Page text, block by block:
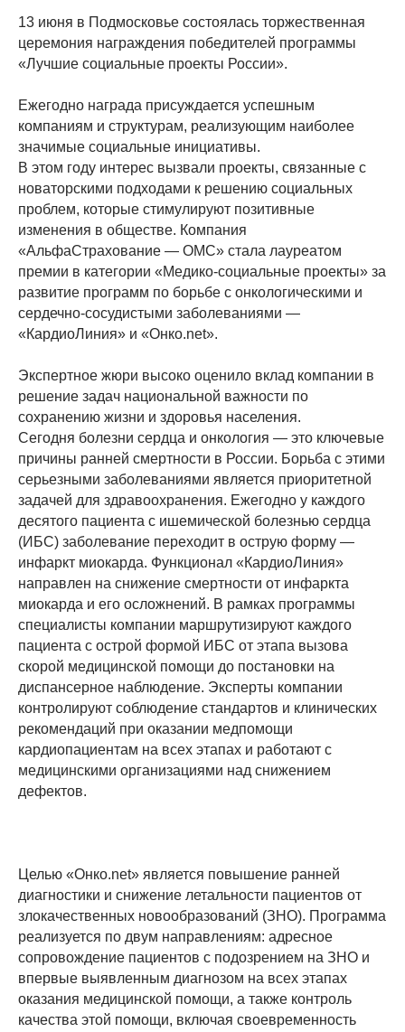
13 июня в Подмосковье состоялась торжественная
церемония награждения победителей программы
«Лучшие социальные проекты России».
Ежегодно награда присуждается успешным
компаниям и структурам, реализующим наиболее
значимые социальные инициативы.
В этом году интерес вызвали проекты, связанные с
новаторскими подходами к решению социальных
проблем, которые стимулируют позитивные
изменения в обществе. Компания
«АльфаСтрахование — ОМС» стала лауреатом
премии в категории «Медико-социальные проекты» за
развитие программ по борьбе с онкологическими и
сердечно-сосудистыми заболеваниями —
«КардиоЛиния» и «Онко.net».
Экспертное жюри высоко оценило вклад компании в
решение задач национальной важности по
сохранению жизни и здоровья населения.
Сегодня болезни сердца и онкология — это ключевые
причины ранней смертности в России. Борьба с этими
серьезными заболеваниями является приоритетной
задачей для здравоохранения. Ежегодно у каждого
десятого пациента с ишемической болезнью сердца
(ИБС) заболевание переходит в острую форму —
инфаркт миокарда. Функционал «КардиоЛиния»
направлен на снижение смертности от инфаркта
миокарда и его осложнений. В рамках программы
специалисты компании маршрутизируют каждого
пациента с острой формой ИБС от этапа вызова
скорой медицинской помощи до постановки на
диспансерное наблюдение. Эксперты компании
контролируют соблюдение стандартов и клинических
рекомендаций при оказании медпомощи
кардиопациентам на всех этапах и работают с
медицинскими организациями над снижением
дефектов.
Целью «Онко.net» является повышение ранней
диагностики и снижение летальности пациентов от
злокачественных новообразований (ЗНО). Программа
реализуется по двум направлениям: адресное
сопровождение пациентов с подозрением на ЗНО и
впервые выявленным диагнозом на всех этапах
оказания медицинской помощи, а также контроль
качества этой помощи, включая своевременность